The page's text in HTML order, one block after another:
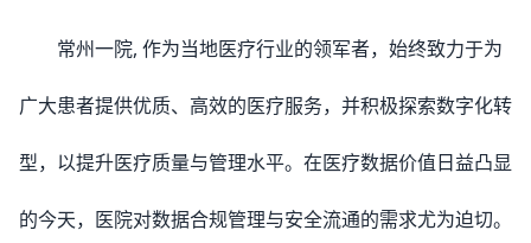
常州一院, 作为当地医疗行业的领军者，始终致力于为
广大患者提供优质、高效的医疗服务，并积极探索数字化转
型，以提升医疗质量与管理水平。在医疗数据价值日益凸显
的今天，医院对数据合规管理与安全流通的需求尤为迫切。